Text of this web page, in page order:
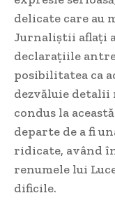
delicate care au
Jurnaliștii aflați
declarațiile
posibilitatea ca
dezvăluie detalii
condus la
departe de a fi
ridicate, având
renumele lui
dificile.